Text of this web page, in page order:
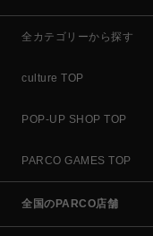
全カテゴリーから探す
culture TOP
POP-UP SHOP TOP
PARCO GAMES TOP
全国のPARCO店舗